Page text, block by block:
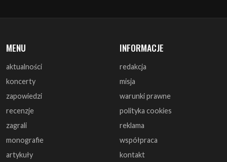
aktualności
zapowiedzi
recenzje
zagrali
monografie
artykuły
wywiady
redakcja
warunki prawne
polityka cookies
reklama
współpraca
kontakt
DOŁĄCZ DO NAS